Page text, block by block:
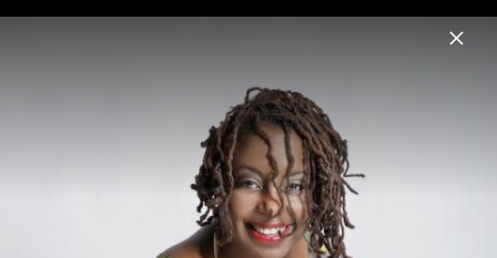
Menu
Musik Videos Fotos
Ledisi Turn Me Loose